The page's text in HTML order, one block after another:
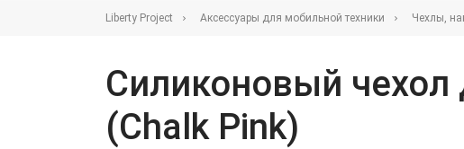
Liberty Project Аксессуары для мобильной техники Чехлы,
Силиконовый чехол
(Chalk Pink)